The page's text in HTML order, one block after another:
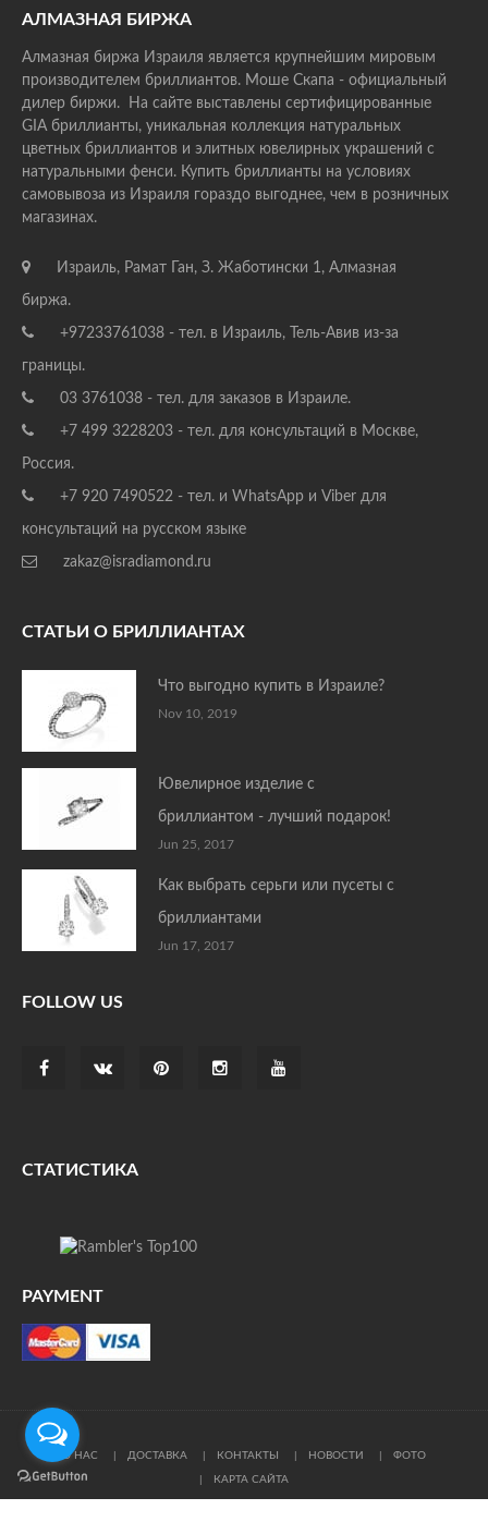
АЛМАЗНАЯ БИРЖА
Алмазная биржа Израиля является крупнейшим мировым
производителем бриллиантов. Моше Скапа - официальный
дилер биржи. На сайте выставлены сертифицированные
GIA бриллианты, уникальная коллекция натуральных
цветных бриллиантов и элитных ювелирных украшений с
натуральными фенси. Купить бриллианты на условиях
самовывоза из Израиля гораздо выгоднее, чем в розничных
магазинах.
Израиль, Рамат Ган, З. Жаботински 1, Алмазная
биржа.
+97233761038 - тел. в Израиль, Тель-Авив из-за
границы.
03 3761038 - тел. для заказов в Израиле.
+7 499 3228203 - тел. для консультаций в Москве,
Россия.
+7 920 7490522 - тел. и WhatsApp и Viber для
консультаций на русском языке
zakaz@isradiamond.ru
СТАТЬИ О БРИЛЛИАНТАХ
Что выгодно купить в Израиле?
Nov 10, 2019
Ювелирное изделие с
бриллиантом - лучший подарок!
Jun 25, 2017
Как выбрать серьги или пусеты с
бриллиантами
Jun 17, 2017
FOLLOW US
СТАТИСТИКА
PAYMENT
О НАС ДОСТАВКА КОНТАКТЫ НОВОСТИ ФОТО
КАРТА САЙТА